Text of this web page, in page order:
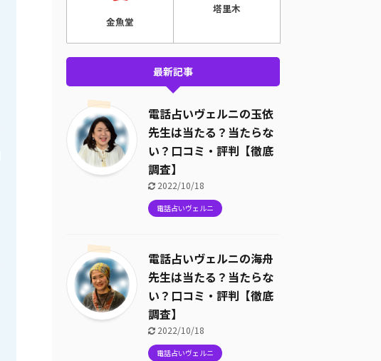
金魚堂
塔里木
最新記事
電話占いヴェルニの玉依
先生は当たる？当たらな
い？口コミ・評判【徹底
調査】
2022/10/18
電話占いヴェルニ
電話占いヴェルニの海舟
先生は当たる？当たらな
い？口コミ・評判【徹底
調査】
2022/10/18
電話占いヴェルニ